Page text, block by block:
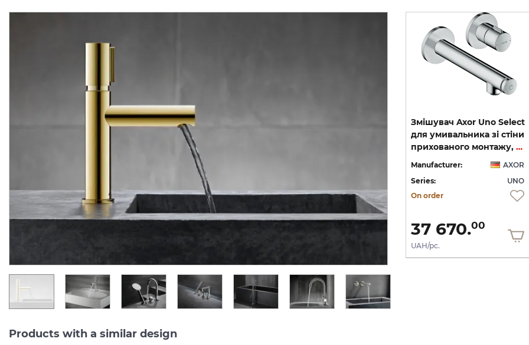
Тримач туалетного
Quantity of goods is
limited
Змішувач
біде,
Manufacturer:
In Stock
31 287.
On order
13 137.60
7 882.
Змішувач Axor Uno Select
для умивальника зі стіни
прихованого монтажу, вилив 165 мм, Chrome 45112000
Manufacturer:
AXOR
Series:
UNO
On order
37 670.00
UAH/pc.
Products with a similar design